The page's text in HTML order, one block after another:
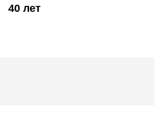
40 лет